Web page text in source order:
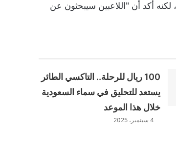
أكد أن "اللاعبين سيبحثون عن
100 ريال للرحلة.. التاكسي الطائر
يستعد للتحليق في سماء السعودية
خلال هذا الموعد
4 سبتمبر، 2025